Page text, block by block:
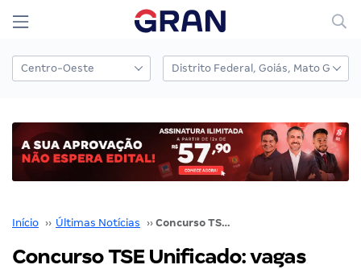
Início ›› Últimas Notícias ›› Concurso TSE Unificado: vagas para Agente da Polícia Judicial
Concurso TSE Unificado: vagas